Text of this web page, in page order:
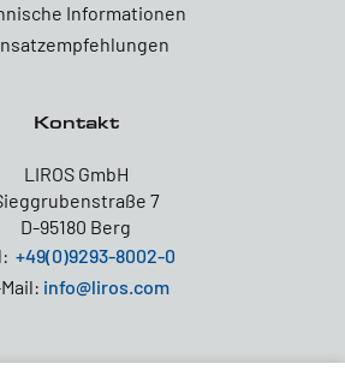
Informationen
Kontakt
LIROS GmbH
7
D-95180 Berg
+49(0)9293-8002-0
info@liros.com